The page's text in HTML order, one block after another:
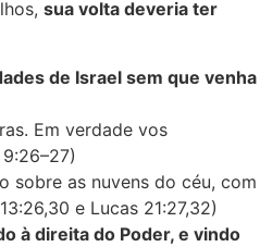
sua volta deveria ter
de Israel sem que venha
Em verdade vos
sobre as nuvens do céu, com
e Lucas 21:27,32)
à direita do Poder, e vindo